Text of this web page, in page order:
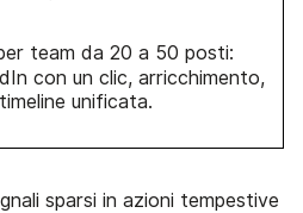
team da 20 a 50 posti:
con un clic, arricchimento,
unificata.
sparsi in azioni tempestive